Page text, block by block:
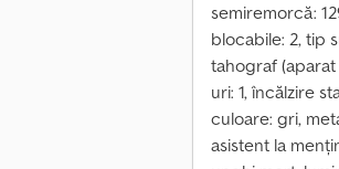
semiremorcă:
blocabile: 2, tip
tahograf
uri: 1, încălzire
culoare: gri,
asistent la